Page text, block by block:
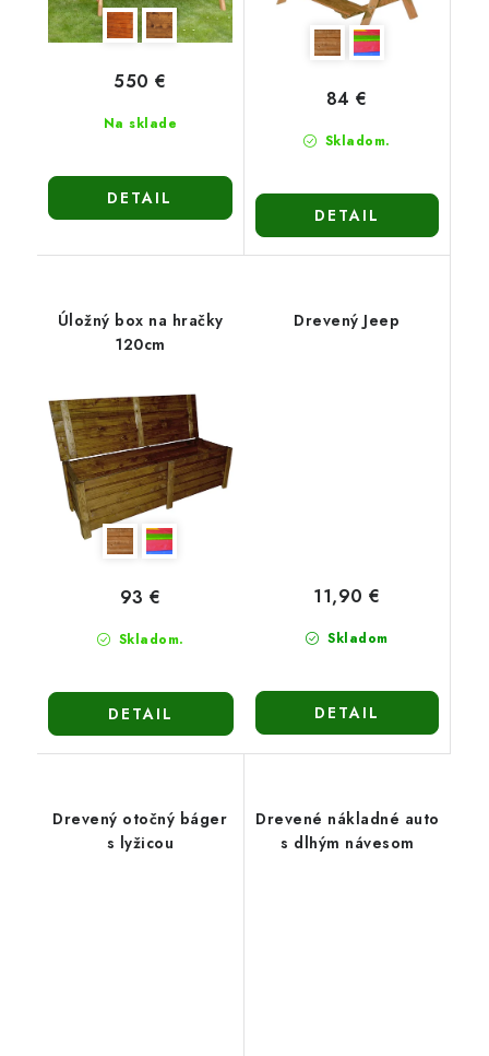
Na sklade
550 €
DETAIL
Skladom.
84 €
DETAIL
Úložný box na hračky
120cm
Skladom.
93 €
DETAIL
Drevený Jeep
Skladom
11,90 €
DETAIL
Drevený otočný báger
s lyžicou
Drevené nákladné auto
s dlhým návesom